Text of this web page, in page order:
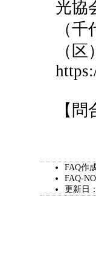
光協
（
（区）
【
内
FAQ作
FAQ-
更新日